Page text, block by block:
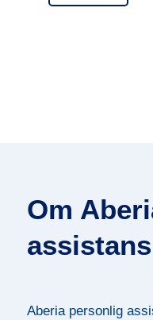
Om
assistans
Aberia personlig